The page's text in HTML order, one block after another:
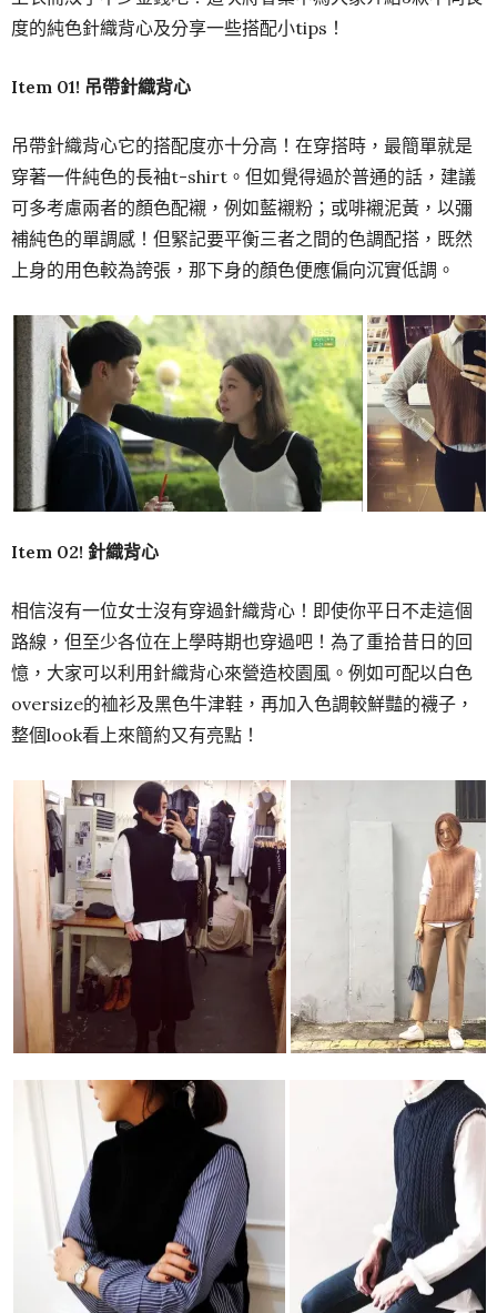
度的純色針織背心及分享一些搭配小tips！
Item 01! 吊帶針織背心
吊帶針織背心它的搭配度亦十分高！在穿搭時，最簡單就是
穿著一件純色的長袖t-shirt。但如覺得過於普通的話，建議
可多考慮兩者的顏色配襯，例如藍襯粉；或啡襯泥黃，以彌
補純色的單調感！但緊記要平衡三者之間的色調配搭，既然
上身的用色較為誇張，那下身的顏色便應偏向沉實低調。
Item 02! 針織背心
相信沒有一位女士沒有穿過針織背心！即使你平日不走這個
路線，但至少各位在上學時期也穿過吧！為了重拾昔日的回
憶，大家可以利用針織背心來營造校園風。例如可配以白色
oversize的裇衫及黑色牛津鞋，再加入色調較鮮豔的襪子，
整個look看上來簡約又有亮點！